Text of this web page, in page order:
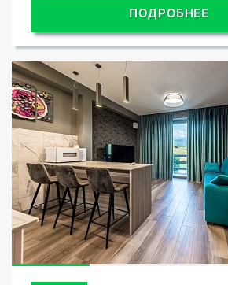
ПОДРОБНЕЕ
СМОТРЕТЬ ВСЕ